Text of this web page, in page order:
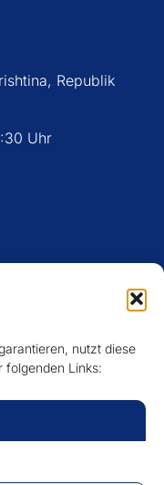
nutzt diese
folgenden Links:
Republik
Uhr